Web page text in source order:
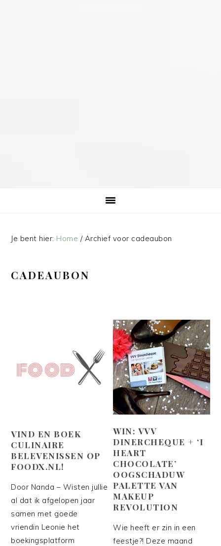
Je bent hier: Home /Archief voor cadeaubon
CADEAUBON
VIND EN BOEK
CULINAIRE
BELEVENISSEN OP
FOODX.NL!
Door Nanda – Wisten jullie
al dat ik afgelopen jaar
samen met goede
vriendin Leonie het
boekingsplatform
WIN: VVV
DINERCHEQUE + ‘I
HEART
CHOCOLATE’
OOGSCHADUW
PALETTE VAN
MAKEUP
REVOLUTION
Wie heeft er zin in een
feestje?! Deze maand